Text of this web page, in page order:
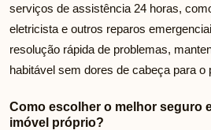
serviços de assistência 24 horas,
eletricista e outros reparos
resolução rápida de problemas,
habitável sem dores de cabeça para o
Como escolher o melhor seguro
imóvel próprio?